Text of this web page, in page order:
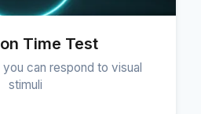
Time Test
can respond to visual
stimuli